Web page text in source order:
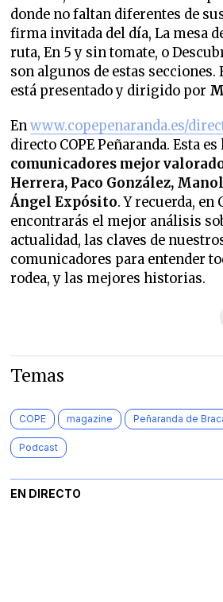
donde no faltan diferentes de
firma invitada del día, La mesa
ruta, En 5 y sin tomate, o
son algunos de estas
está presentado y dirigido por
Enwww.copepenaranda.es/
directo COPE Peñaranda. Esta es
comunicadores mejor
Herrera, Paco González,
Ángel Expósito. Y recuerda, en
encontrarás el mejor análisis
actualidad, las claves de
comunicadores para entender
rodea, y las mejores historias.
Temas
COPE magazine Peñaranda de
Podcast
EN DIRECTO